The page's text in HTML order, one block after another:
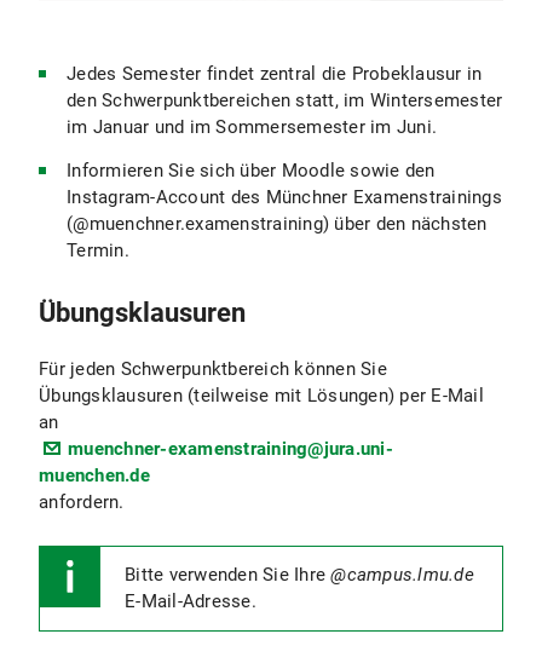
Jedes Semester findet zentral die Probeklausur in
den Schwerpunktbereichen statt, im Wintersemester
im Januar und im Sommersemester im Juni.
Informieren Sie sich über Moodle sowie den
Instagram-Account des Münchner Examenstrainings
(@muenchner.examenstraining) über den nächsten
Termin.
Übungsklausuren
Für jeden Schwerpunktbereich können Sie
Übungsklausuren (teilweise mit Lösungen) per E-Mail
an
muenchner-examenstraining@jura.uni-
muenchen.de
anfordern.
Bitte verwenden Sie Ihre@campus.lmu.de
E-Mail-Adresse.